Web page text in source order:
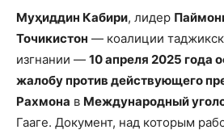
Муҳиддин Кабири, лидер
Точикистон — коалиции
изгнании — 10 апреля 2025 года
жалобу против действующего
Рахмона в Международный
Гааге. Документ, над которым